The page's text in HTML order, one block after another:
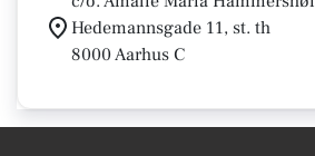
Hedemannsgade 11, st. th
8000 Aarhus C